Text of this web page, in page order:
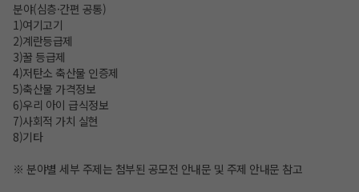
분야(심층·간편 공통)
1)여기고기
2)계란등급제
3)꿀 등급제
4)저탄소 축산물 인증제
5)축산물 가격정보
6)우리 아이 급식정보
7)사회적 가치 실현
8)기타
※ 분야별 세부 주제는 첨부된 공모전 안내문 및 주제 안내문 참고